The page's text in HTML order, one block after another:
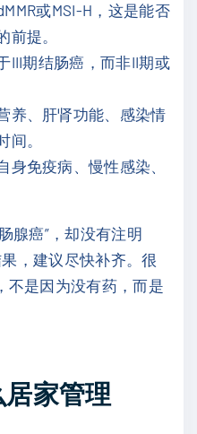
或MSI-H，这是能否
前提。
III期结肠癌，而非II期或
养、肝肾功能、感染情
间。
身免疫病、慢性感染、
腺癌”，却没有注明
，建议尽快补齐。很
不是因为没有药，而是
家管理